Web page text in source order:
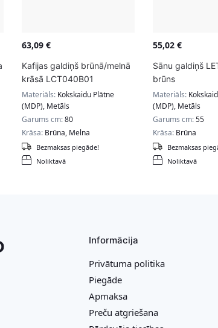
63,09€
Kafijas galdiņš brūnā/melnā
krāsā LCT040B01
Materiāls: Kokskaidu Plātne
(MDP), Metāls
Garums cm:80
Krāsa: Brūna, Melna
Noliktavā
Bezmaksas piegāde!
55,02 €
Sānu galdiņš
brūns
Materiāls:
(MDP), Metāls
Garums cm:55
Krāsa: Brūna
Noliktavā
Bezmaksas
Informācija
Privātuma politika
Piegāde
Apmaksa
Preču atgriešana